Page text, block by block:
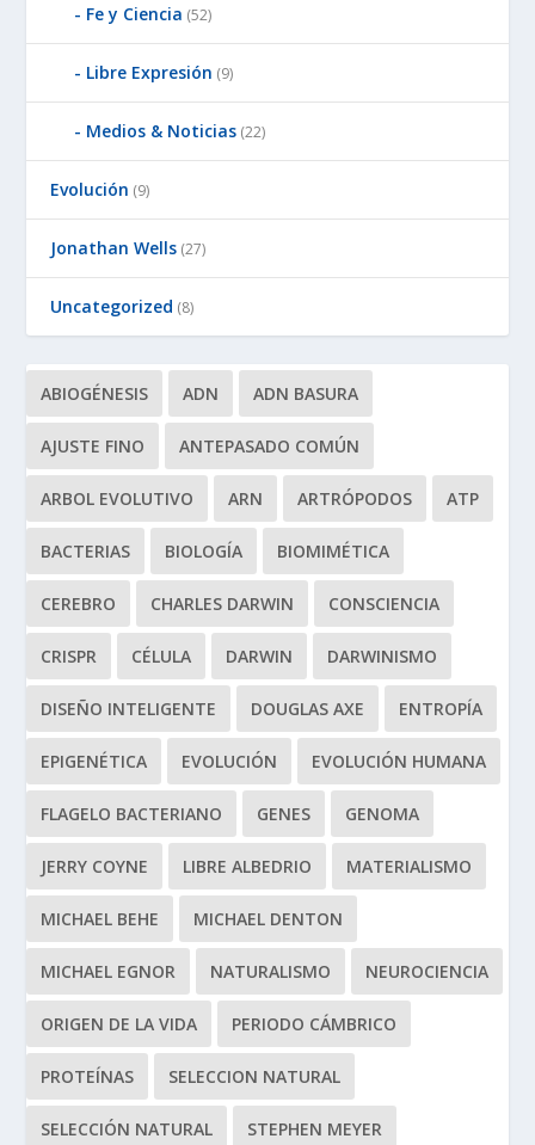
Fe y Ciencia (52)
Libre Expresión (9)
Medios & Noticias (22)
Evolución (9)
Jonathan Wells (27)
Uncategorized (8)
ABIOGÉNESIS ADN ADN BASURA
AJUSTE FINO ANTEPASADO COMÚN
ARBOL EVOLUTIVO ARN ARTRÓPODOS ATP
BACTERIAS BIOLOGÍA BIOMIMÉTICA
CEREBRO CHARLES DARWIN CONSCIENCIA
CRISPR CÉLULA DARWIN DARWINISMO
DISEÑO INTELIGENTE DOUGLAS AXE ENTROPÍA
EPIGENÉTICA EVOLUCIÓN EVOLUCIÓN HUMANA
FLAGELO BACTERIANO GENES GENOMA
JERRY COYNE LIBRE ALBEDRIO MATERIALISMO
MICHAEL BEHE MICHAEL DENTON
MICHAEL EGNOR NATURALISMO NEUROCIENCIA
ORIGEN DE LA VIDA PERIODO CÁMBRICO
PROTEÍNAS SELECCION NATURAL
SELECCIÓN NATURAL STEPHEN MEYER